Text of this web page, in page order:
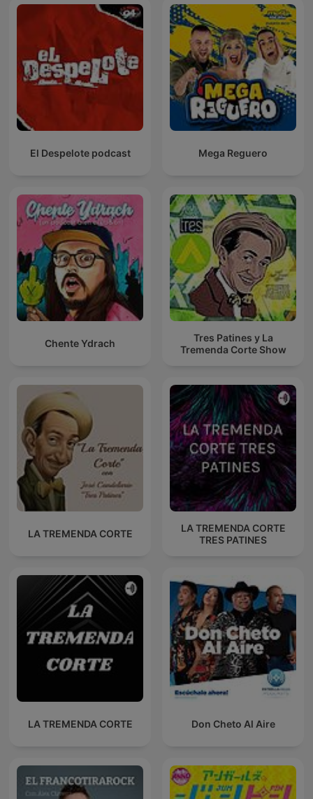
El Despelote podcast Mega Reguero
Chente Ydrach
Tres Patines y La
Tremenda Corte Show
LA TREMENDA CORTE
LA TREMENDA CORTE
TRES PATINES
LA TREMENDA CORTE Don Cheto Al Aire